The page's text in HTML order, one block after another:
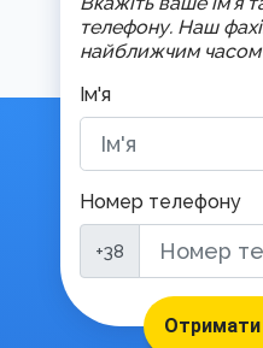
телефону. Наш
найближчим часом
Ім'я
Номер телефону
+38
Отримати